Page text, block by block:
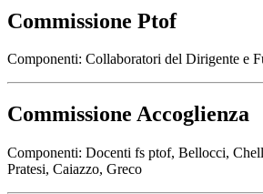
Commissione Ptof
Componenti: Collaboratori del Dirigente e
Commissione Accoglienza
Componenti: Docenti fs ptof, Bellocci,
Pratesi, Caiazzo, Greco